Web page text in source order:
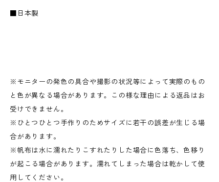
■日本製
※モニターの発色の具合や撮影の状況等によって実際のもの
と色が異なる場合があります。この様な理由による返品はお
受けできません。
※ひとつひとつ手作りのためサイズに若干の誤差が生じる場
合があります。
※帆布は水に濡れたりこすれたりした場合に色落ち、色移り
が起こる場合があります。濡れてしまった場合は乾かして使
用してください。